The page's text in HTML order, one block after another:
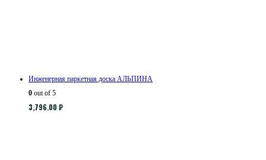
Инженерная паркетная доска АЛЬПИНА
0 out of 5
3,796.00 ₽